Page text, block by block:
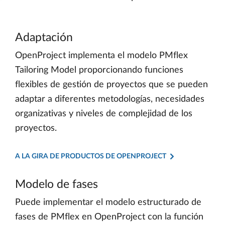
Adaptación
OpenProject implementa el modelo PMflex
Tailoring Model proporcionando funciones
flexibles de gestión de proyectos que se pueden
adaptar a diferentes metodologías, necesidades
organizativas y niveles de complejidad de los
proyectos.
A LA GIRA DE PRODUCTOS DE OPENPROJECT
Modelo de fases
Puede implementar el modelo estructurado de
fases de PMflex en OpenProject con la función